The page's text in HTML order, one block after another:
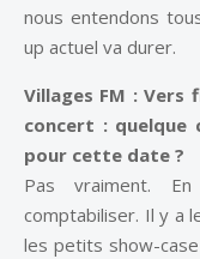
nous entendons
up actuel va durer.
Villages FM :Vers
concert :
pour cette date ?
Pas vraiment.
comptabiliser. Il y a
les petits show-